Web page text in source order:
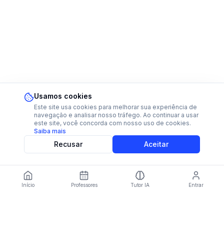
Instalar Imparami
Instale o aplicativo para acesso rápido e uma melhor
experiência.
Installer depuis Play Store Mais tarde
Usamos cookies
Este site usa cookies para melhorar sua experiência de
navegação e analisar nosso tráfego. Ao continuar a usar
este site, você concorda com nosso uso de cookies.
Saiba mais
Recusar Aceitar
Início Professores Tutor IA Entrar